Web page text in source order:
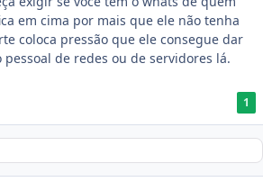
em cima por mais que ele não tenha
coloca pressão que ele consegue dar
pessoal de redes ou de servidores lá.
1